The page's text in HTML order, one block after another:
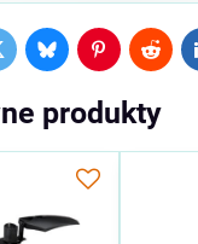
BlueskyPinterestReddit
produkty